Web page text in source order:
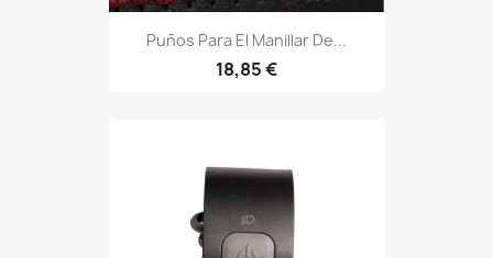
Puños Para El Manillar De...
18,85 €